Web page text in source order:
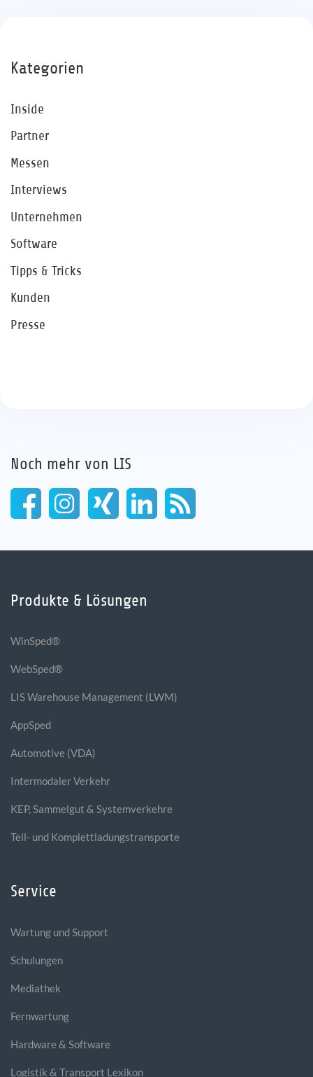
Kategorien
Inside
Partner
Messen
Interviews
Unternehmen
Software
Tipps & Tricks
Kunden
Presse
Noch mehr von LIS
Produkte & Lösungen
WinSped®
WebSped®
LIS Warehouse Management (LWM)
AppSped
Automotive (VDA)
Intermodaler Verkehr
KEP, Sammelgut & Systemverkehre
Teil- und Komplettladungstransporte
Service
Wartung und Support
Schulungen
Mediathek
Fernwartung
Hardware & Software
Logistik & Transport Lexikon